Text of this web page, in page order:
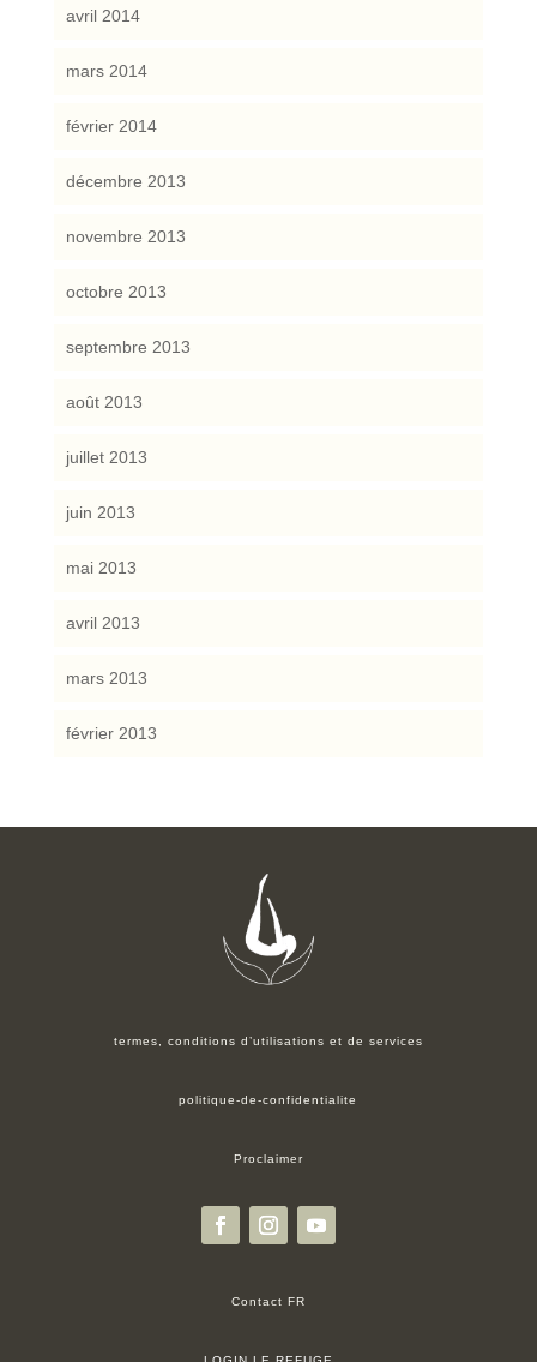
avril 2014
mars 2014
février 2014
décembre 2013
novembre 2013
octobre 2013
septembre 2013
août 2013
juillet 2013
juin 2013
mai 2013
avril 2013
mars 2013
février 2013
termes, conditions d’utilisations et de services
politique-de-confidentialite
Proclaimer
Contact FR